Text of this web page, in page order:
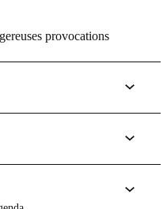
provocations